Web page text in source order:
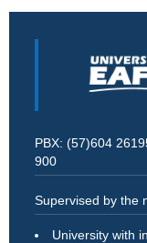
PBX: (57)604
900
Supervised by the
University with